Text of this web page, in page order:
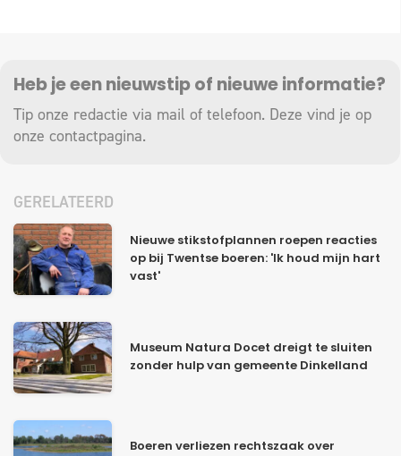
Heb je een nieuwstip of nieuwe informatie?
Tip onze redactie via mail of telefoon. Deze vind je op
onze contactpagina.
GERELATEERD
Nieuwe stikstofplannen roepen reacties
op bij Twentse boeren: 'Ik houd mijn hart
vast'
Museum Natura Docet dreigt te sluiten
zonder hulp van gemeente Dinkelland
Boeren verliezen rechtszaak over